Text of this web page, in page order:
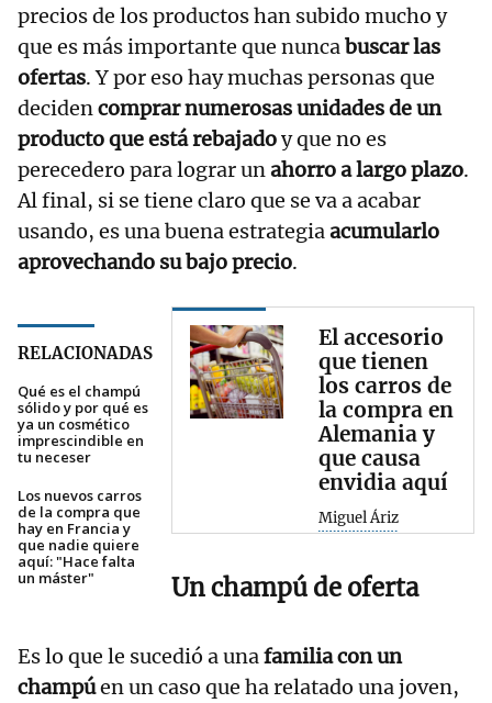
precios de los productos han subido mucho y
que es más importante que nuncabuscar las
ofertas. Y por eso hay muchas personas que
decidencomprar numerosas unidades de un
producto que está rebajadoy que no es
perecedero para lograr unahorro a largo plazo.
Al final, si se tiene claro que se va a acabar
usando, es una buena estrategiaacumularlo
aprovechando su bajo precio.
RELACIONADAS
Qué es el champú
sólido y por qué es
ya un cosmético
imprescindible en
tu neceser
Los nuevos carros
de la compra que
hay en Francia y
que nadie quiere
aquí: "Hace falta
un máster"
El accesorio
que tienen
los carros de
la compra en
Alemania y
que causa
envidia aquí
Miguel Áriz
Un champú de oferta
Es lo que le sucedió a unafamilia con un
champúen un caso que ha relatado una joven,